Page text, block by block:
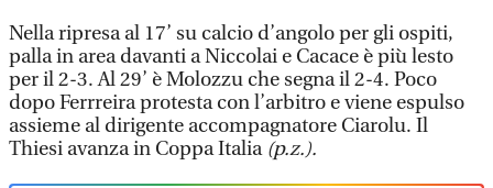
Nella ripresa al 17’ su calcio d’angolo per gli ospiti,
palla in area davanti a Niccolai e Cacace è più lesto
per il 2-3. Al 29’ è Molozzu che segna il 2-4. Poco
dopo Ferrreira protesta con l’arbitro e viene espulso
assieme al dirigente accompagnatore Ciarolu. Il
Thiesi avanza in Coppa Italia (p.z.).